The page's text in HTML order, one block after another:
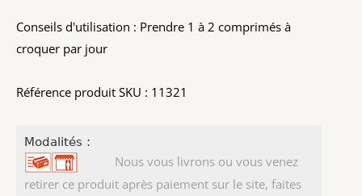
Conseils d'utilisation : Prendre 1 à 2 comprimés à
croquer par jour
Référence produit SKU : 11321
Modalités :
Nous vous livrons ou vous venez
retirer ce produit après paiement sur le site, faites